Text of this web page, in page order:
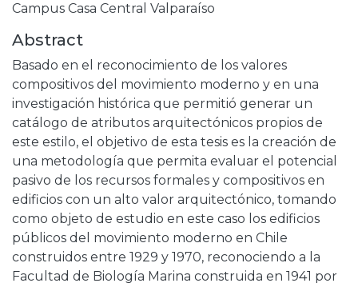
Campus Casa Central Valparaíso
Abstract
Basado en el reconocimiento de los valores
compositivos del movimiento moderno y en una
investigación histórica que permitió generar un
catálogo de atributos arquitectónicos propios de
este estilo, el objetivo de esta tesis es la creación de
una metodología que permita evaluar el potencial
pasivo de los recursos formales y compositivos en
edificios con un alto valor arquitectónico, tomando
como objeto de estudio en este caso los edificios
públicos del movimiento moderno en Chile
construidos entre 1929 y 1970, reconociendo a la
Facultad de Biología Marina construida en 1941 por